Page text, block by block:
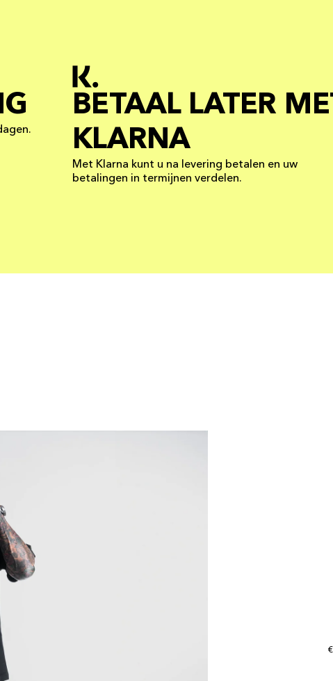
BETAAL LATER
KLARNA
Met Klarna kunt u na levering betalen en uw
betalingen in termijnen verdelen.